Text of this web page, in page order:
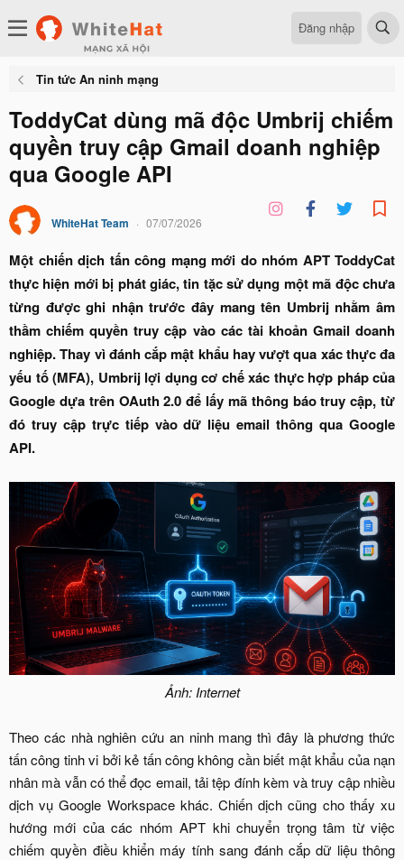
Đăng nhập
Tin tức An ninh mạng
ToddyCat dùng mã độc Umbrij chiếm
quyền truy cập Gmail doanh nghiệp
qua Google API
WhiteHat Team 07/07/2026
Một chiến dịch tấn công mạng mới do nhóm APT ToddyCat
thực hiện mới bị phát giác, tin tặc sử dụng một mã độc chưa
từng được ghi nhận trước đây mang tên Umbrij nhằm âm
thầm chiếm quyền truy cập vào các tài khoản Gmail doanh
nghiệp. Thay vì đánh cắp mật khẩu hay vượt qua xác thực đa
yếu tố (MFA), Umbrij lợi dụng cơ chế xác thực hợp pháp của
Google dựa trên OAuth 2.0 để lấy mã thông báo truy cập, từ
đó truy cập trực tiếp vào dữ liệu email thông qua Google
API.
Ảnh: Internet
Theo các nhà nghiên cứu an ninh mang thì đây là phương thức
tấn công tinh vi bởi kẻ tấn công không cần biết mật khẩu của nạn
nhân mà vẫn có thể đọc email, tải tệp đính kèm và truy cập nhiều
dịch vụ Google Workspace khác. Chiến dịch cũng cho thấy xu
hướng mới của các nhóm APT khi chuyển trọng tâm từ việc
chiếm quyền điều khiển máy tính sang đánh cắp dữ liệu thông